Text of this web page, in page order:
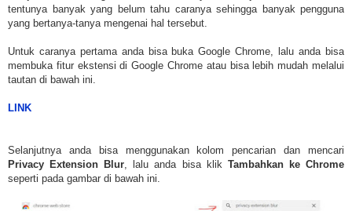
tentunya banyak yang belum tahu caranya sehingga banyak pengguna
yang bertanya-tanya mengenai hal tersebut.
Untuk caranya pertama anda bisa buka Google Chrome, lalu anda bisa
membuka fitur ekstensi di Google Chrome atau bisa lebih mudah melalui
tautan di bawah ini.
LINK
Selanjutnya anda bisa menggunakan kolom pencarian dan mencari
Privacy Extension Blur , lalu anda bisa klik Tambahkan ke Chrome
seperti pada gambar di bawah ini.